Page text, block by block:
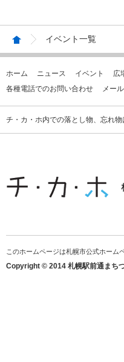
イベント一覧
ホーム ニュース イベント 広
各種電話でのお問い合わせ
メー
チ・カ・ホ内での落とし物、忘れ
このホームページは札幌市公式ホーム
Copyright © 2014 札幌駅前通まち